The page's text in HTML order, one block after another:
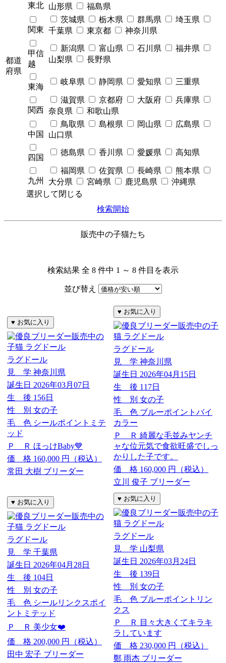
都道
府県
東北 山形県
福島県
関東
茨城県 栃木県 群馬県
埼玉県
千葉県
東京都 神奈川県
甲信
越
新潟県 富山県 石川県
福井県
山梨県
長野県
東海
岐阜県 静岡県 愛知県 三重県
関西
滋賀県 京都府 大阪府
兵庫県
奈良県
和歌山県
中国
鳥取県 島根県 岡山県
広島県
山口県
四国
徳島県 香川県 愛媛県 高知県
九州
福岡県 佐賀県 長崎県
熊本県
大分県
宮崎県 鹿児島県
沖縄県
選択して閉じる
検索開始
販売中の子猫たち
検索結果 全 8 件中 1 ～ 8 件目を表示
並び替え
ラグドール
見 学 神奈川県
誕生日 2026年03月07日
生 後 156日
性 別 女の子
毛 色 シールポイントミテ
ッド
Ｐ Ｒ ほっけBaby💙
価 格 160,000 円（税込）
常田 大樹 ブリーダー
ラグドール
見 学 神奈川県
誕生日 2026年04月15日
生 後 117日
性 別 女の子
毛 色 ブルーポイントバイ
カラー
Ｐ Ｒ 綺麗な毛並みヤンチ
ャな位元気で食欲旺盛でしっ
かりした子です。
価 格 160,000 円（税込）
立川 俊子 ブリーダー
ラグドール
見 学 千葉県
誕生日 2026年04月28日
生 後 104日
性 別 女の子
毛 色 シールリンクスポイ
ントミテッド
Ｐ Ｒ 美少女❤️
価 格 200,000 円（税込）
田中 宏子 ブリーダー
ラグドール
見 学 山梨県
誕生日 2026年03月24日
生 後 139日
性 別 女の子
毛 色 ブルーポイントリン
クス
Ｐ Ｒ
目々大きくてキラキ
ラしています
価 格 230,000 円（税込）
鄭 雨杰 ブリーダー